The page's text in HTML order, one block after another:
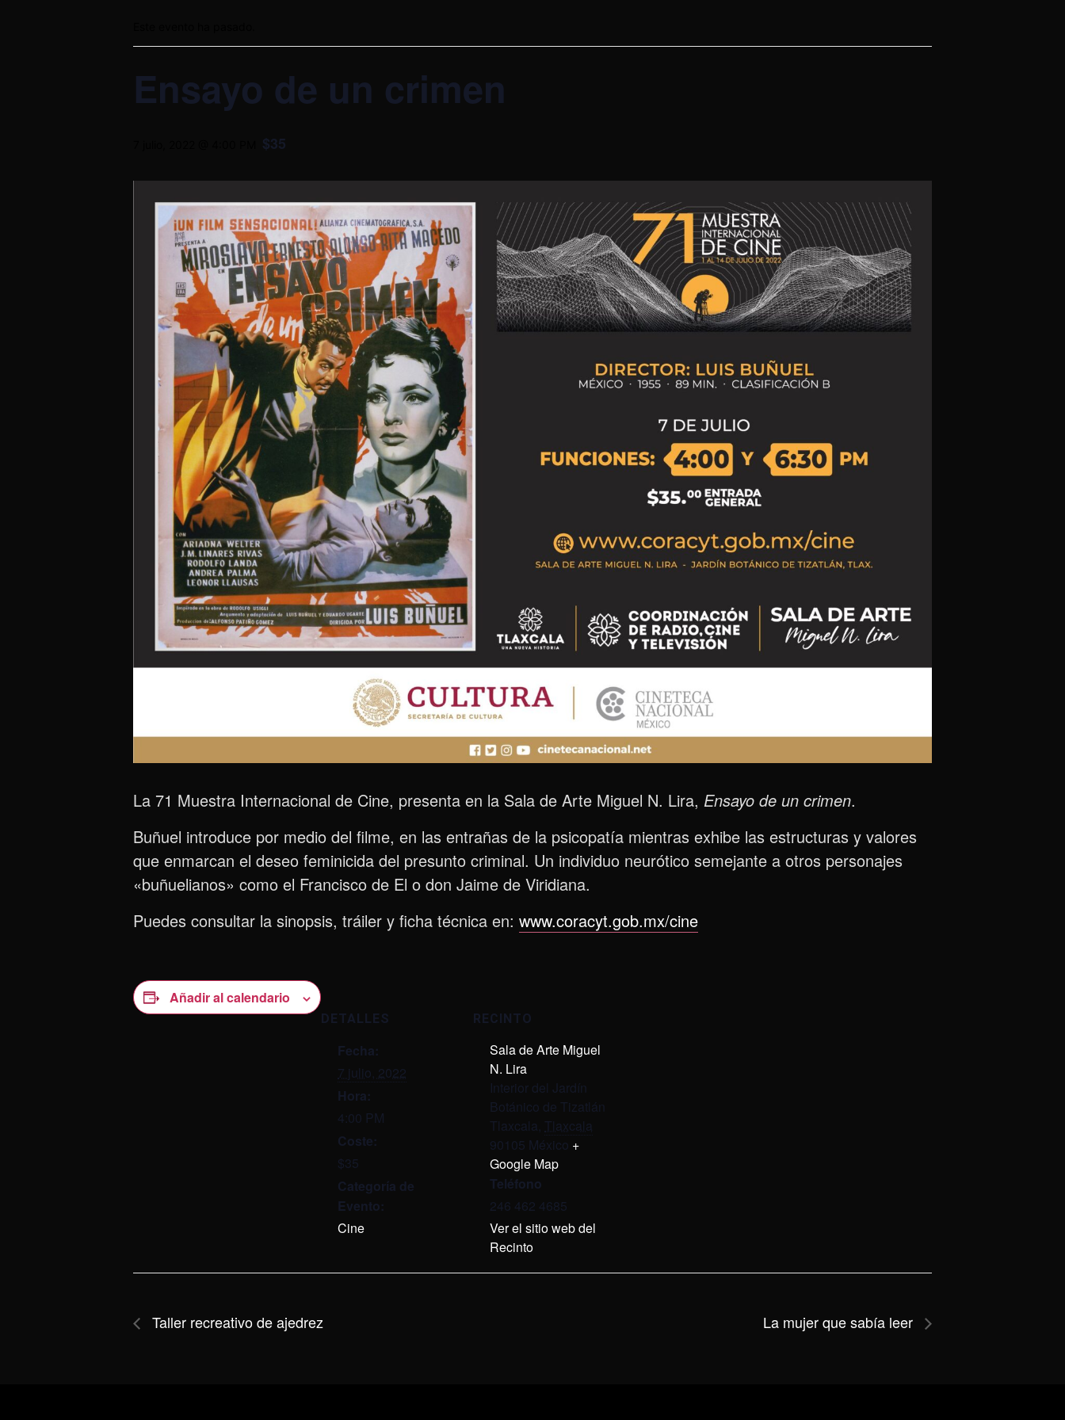
Ensayo de un crimen
$35
La 71 Muestra Internacional de Cine, presenta en la Sala de Arte Miguel N. Lira, Ensayo de un crimen.
Buñuel introduce por medio del filme, en las entrañas de la psicopatía mientras exhibe las estructuras y valores
que enmarcan el deseo feminicida del presunto criminal. Un individuo neurótico semejante a otros personajes
«buñuelianos» como el Francisco de El o don Jaime de Viridiana.
Puedes consultar la sinopsis, tráiler y ficha técnica en: www.coracyt.gob.mx/cine
Añadir al calendario
DETALLES
Fecha:
7 julio, 2022
Hora:
4:00 PM
Coste:
$35
Categoría de
Evento:
Cine
RECINTO
Sala de Arte Miguel
N. Lira
Interior del Jardín
Botánico de Tizatlán
Tlaxcala, Tlaxcala
90105 México +
Google Map
Teléfono
246 462 4685
Ver el sitio web del
Recinto
Taller recreativo de ajedrez La mujer que sabía leer